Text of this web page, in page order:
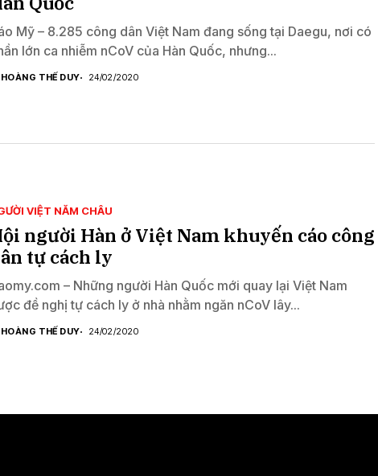
Mỹ – 8.285 công dân Việt Nam đang sống tại Daegu, nơi có
lớn ca nhiễm nCoV của Hàn Quốc, nhưng...
HOÀNG THẾ DUY 24/02/2020
VIỆT NĂM CHÂU
người Hàn ở Việt Nam khuyến cáo công
tự cách ly
– Những người Hàn Quốc mới quay lại Việt Nam
đề nghị tự cách ly ở nhà nhằm ngăn nCoV lây...
HOÀNG THẾ DUY 24/02/2020